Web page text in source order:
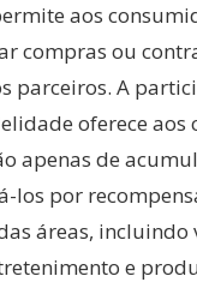
aos
compras ou
parceiros. A
oferece aos
apenas de
los por
áreas, incluindo
e